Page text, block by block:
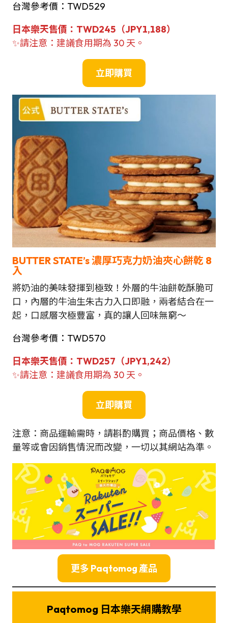
台灣參考價：TWD529
日本樂天售價 ： TWD245（JPY1,188）
✨請注意：建議食用期為 30 天。
立即購買
BUTTER STATE’s 濃厚巧克力奶油夾心餅乾 8
入
將奶油的美味發揮到極致！外層的牛油餅乾酥脆可
口，內層的牛油生朱古力入口即融，兩者結合在一
起，口感層次極豐富，真的讓人回味無窮～
台灣參考價：TWD570
日本樂天售價 ： TWD257（JPY1,242）
✨請注意：建議食用期為 30 天。
立即購買
注意：商品運輸需時，請斟酌購買；商品價格、數
量等或會因銷售情況而改變，一切以其網站為準。
更多 Paqtomog 產品
Paqtomog 日本樂天網購教學